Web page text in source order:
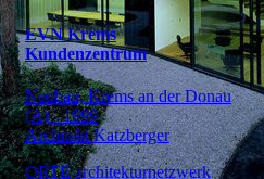
EVN Krems
Kundenzentrum
Neubau, Krems an der Donau
(A) - 1999
Architekt Katzberger
ORTE architekturnetzwerk